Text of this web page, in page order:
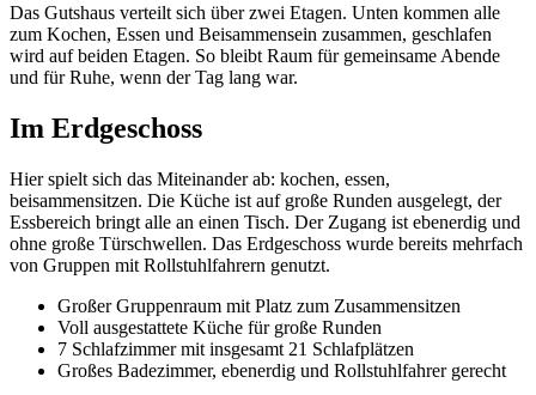
Das Gutshaus verteilt sich über zwei Etagen. Unten kommen alle
zum Kochen, Essen und Beisammensein zusammen, geschlafen
wird auf beiden Etagen. So bleibt Raum für gemeinsame Abende
und für Ruhe, wenn der Tag lang war.
Im Erdgeschoss
Hier spielt sich das Miteinander ab: kochen, essen,
beisammensitzen. Die Küche ist auf große Runden ausgelegt, der
Essbereich bringt alle an einen Tisch. Der Zugang ist ebenerdig und
ohne große Türschwellen. Das Erdgeschoss wurde bereits mehrfach
von Gruppen mit Rollstuhlfahrern genutzt.
Großer Gruppenraum mit Platz zum Zusammensitzen
Voll ausgestattete Küche für große Runden
7 Schlafzimmer mit insgesamt 21 Schlafplätzen
Großes Badezimmer, ebenerdig und Rollstuhlfahrer gerecht